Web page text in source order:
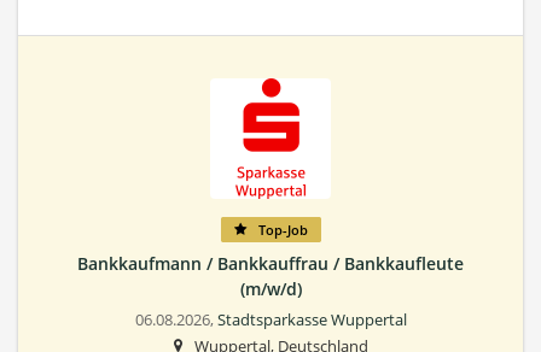
Top-Job
Bankkaufmann / Bankkauffrau / Bankkaufleute
(m/w/d)
06.08.2026,Stadtsparkasse Wuppertal
Wuppertal, Deutschland